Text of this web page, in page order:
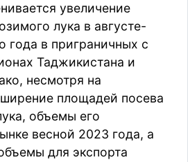
увеличение
лука в августе-
года в приграничных с
Таджикистана и
несмотря на
площадей посева
объемы его
весной 2023 года, а
для экспорта